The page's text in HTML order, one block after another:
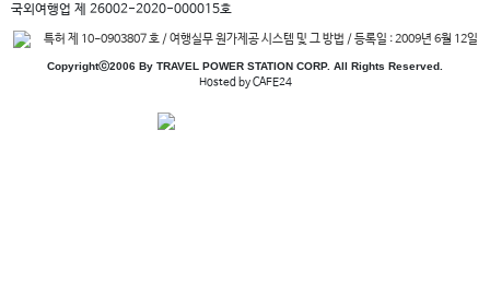
국외여행업 제 26002-2020-000015호
특허 제 10-0903807 호 / 여행실무 원가제공 시스템 및 그 방법 / 등록일 : 2009년 6월 12일
Copyrightⓒ2006 By TRAVEL POWER STATION CORP. All Rights Reserved.
Hosted by CAFE24